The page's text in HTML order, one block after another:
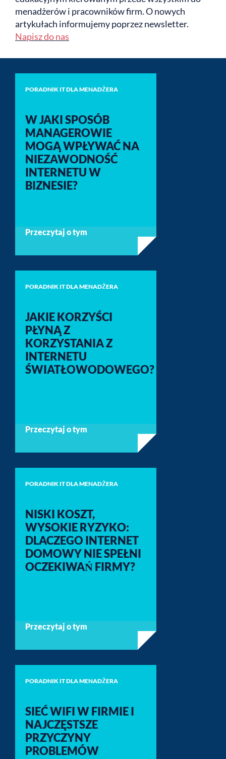
menadżerów i pracowników firm. O nowych
artykułach informujemy poprzez newsletter.
Napisz do nas
PORADNIK IT DLA MENADŻERA
W JAKI SPOSÓB
MANAGEROWIE
MOGĄ WPŁYWAĆ NA
NIEZAWODNOŚĆ
INTERNETU W
BIZNESIE?
Przeczytaj o tym
PORADNIK IT DLA MENADŻERA
JAKIE KORZYŚCI
PŁYNĄ Z
KORZYSTANIA Z
INTERNETU
ŚWIATŁOWODOWEGO?
Przeczytaj o tym
PORADNIK IT DLA MENADŻERA
NISKI KOSZT,
WYSOKIE RYZYKO:
DLACZEGO INTERNET
DOMOWY NIE SPEŁNI
OCZEKIWAŃ FIRMY?
Przeczytaj o tym
PORADNIK IT DLA MENADŻERA
SIEĆ WIFI W FIRMIE I
NAJCZĘSTSZE
PRZYCZYNY
PROBLEMÓW